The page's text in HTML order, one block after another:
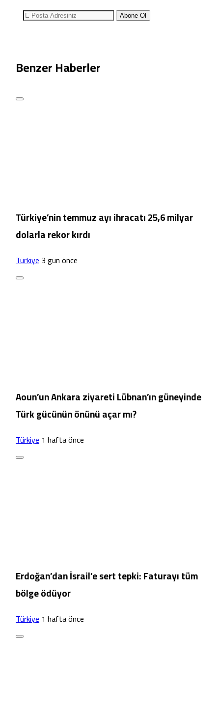
Abone Ol
Benzer Haberler
Türkiye’nin temmuz ayı ihracatı 25,6 milyar
dolarla rekor kırdı
Türkiye3 gün önce
Aoun’un Ankara ziyareti Lübnan’ın güneyinde
Türk gücünün önünü açar mı?
Türkiye1 hafta önce
Erdoğan’dan İsrail’e sert tepki: Faturayı tüm
bölge ödüyor
Türkiye1 hafta önce